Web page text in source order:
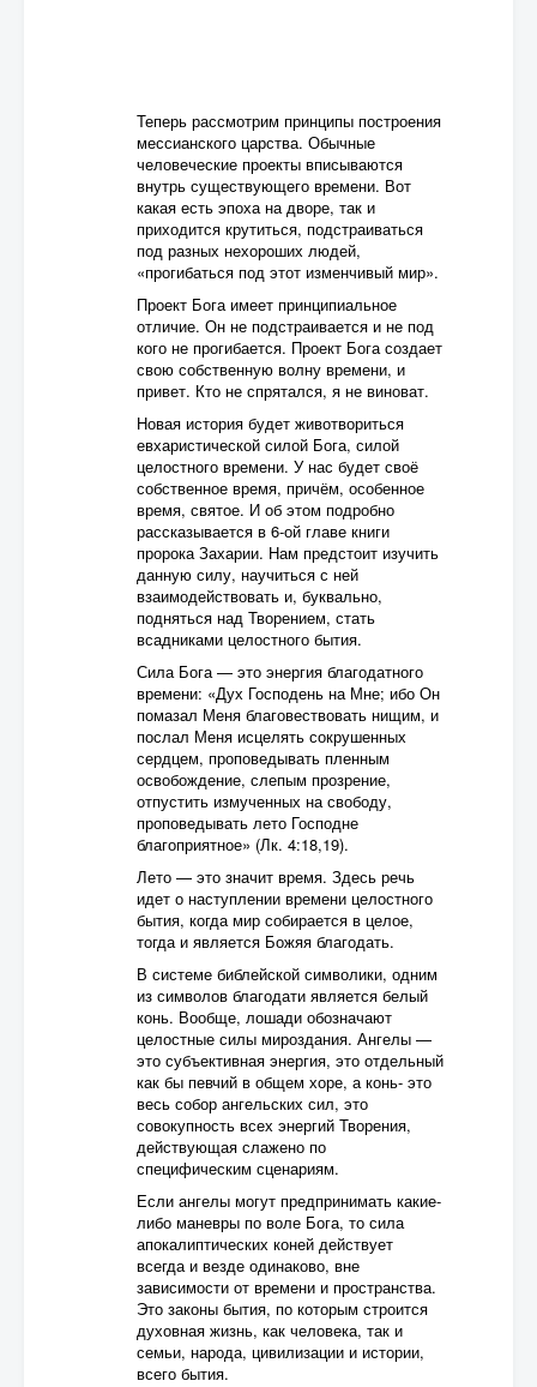
Теперь рассмотрим принципы построения
мессианского царства. Обычные
человеческие проекты вписываются
внутрь существующего времени. Вот
какая есть эпоха на дворе, так и
приходится крутиться, подстраиваться
под разных нехороших людей,
«прогибаться под этот изменчивый мир».
Проект Бога имеет принципиальное
отличие. Он не подстраивается и не под
кого не прогибается. Проект Бога создает
свою собственную волну времени, и
привет. Кто не спрятался, я не виноват.
Новая история будет животвориться
евхаристической силой Бога, силой
целостного времени. У нас будет своё
собственное время, причём, особенное
время, святое. И об этом подробно
рассказывается в 6-ой главе книги
пророка Захарии. Нам предстоит изучить
данную силу, научиться с ней
взаимодействовать и, буквально,
подняться над Творением, стать
всадниками целостного бытия.
Сила Бога — это энергия благодатного
времени: «Дух Господень на Мне; ибо Он
помазал Меня благовествовать нищим, и
послал Меня исцелять сокрушенных
сердцем, проповедывать пленным
освобождение, слепым прозрение,
отпустить измученных на свободу,
проповедывать лето Господне
благоприятное» (Лк. 4:18,19).
Лето — это значит время. Здесь речь
идет о наступлении времени целостного
бытия, когда мир собирается в целое,
тогда и является Божяя благодать.
В системе библейской символики, одним
из символов благодати является белый
конь. Вообще, лошади обозначают
целостные силы мироздания. Ангелы —
это субъективная энергия, это отдельный
как бы певчий в общем хоре, а конь- это
весь собор ангельских сил, это
совокупность всех энергий Творения,
действующая слажено по
специфическим сценариям.
Если ангелы могут предпринимать какие-
либо маневры по воле Бога, то сила
апокалиптических коней действует
всегда и везде одинаково, вне
зависимости от времени и пространства.
Это законы бытия, по которым строится
духовная жизнь, как человека, так и
семьи, народа, цивилизации и истории,
всего бытия.